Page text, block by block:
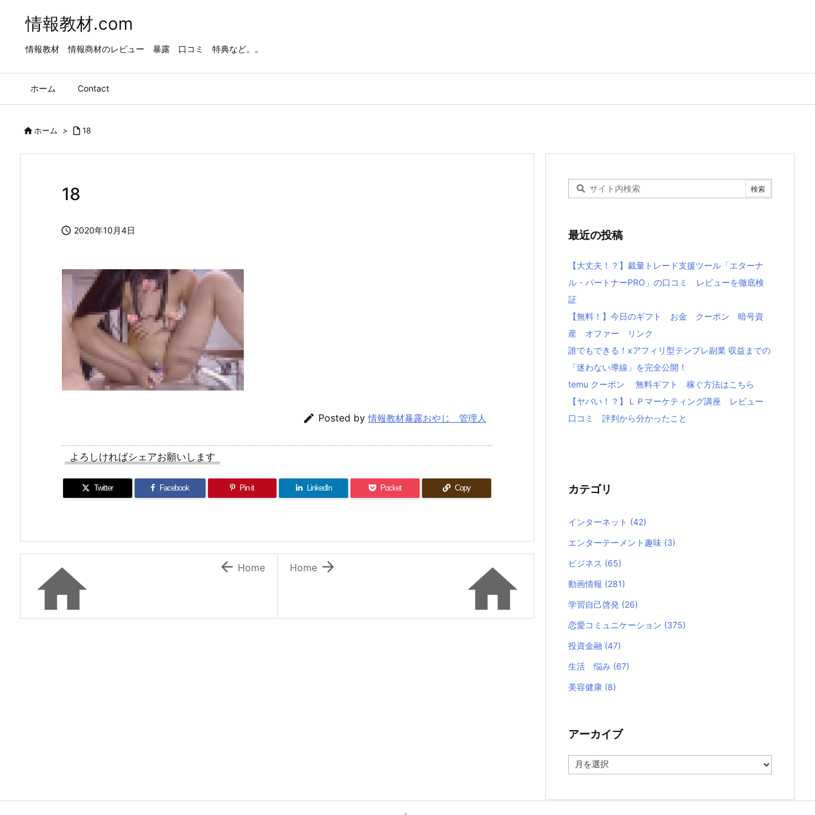
情報教材.com
情報教材 情報商材のレビュー 暴露 口コミ 特典など。。
ホーム Contact
ホーム >  18
18
 2020年10月4日
 Posted by情報教材暴露おやじ 管理人
よろしければシェアお願いします
Twitter Facebook Pin it LinkedIn Pocket Copy


Home
  Home
最近の投稿
【大丈夫！？】裁量トレード支援ツール「エターナ
ル・パートナーPRO」の口コミ レビューを徹底検
証
【無料！】今日のギフト お金 クーポン 暗号資
産 オファー リンク
誰でもできる！xアフィリ型テンプレ副業 収益までの
「迷わない導線」を完全公開！
temu クーポン 無料ギフト 稼ぐ方法はこちら
【ヤバい！？】ＬＰマーケティング講座 レビュー
口コミ 評判から分かったこと
カテゴリ
インターネット (42)
エンターテーメント趣味 (3)
ビジネス (65)
動画情報 (281)
学習自己啓発 (26)
恋愛コミュニケーション (375)
投資金融 (47)
生活 悩み (67)
美容健康 (8)
アーカイブ
ー